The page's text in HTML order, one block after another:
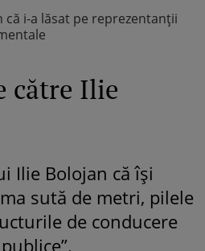
că i-a lăsat pe reprezentanții
către Ilie
Ilie Bolojan că își
sută de metri, pilele
de conducere